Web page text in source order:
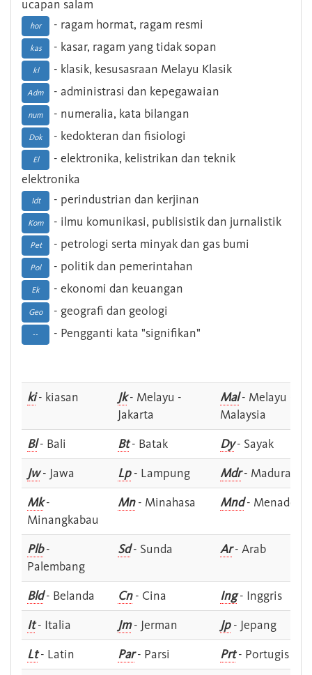
ucapan salam
hor - ragam hormat, ragam resmi
kas - kasar, ragam yang tidak sopan
kl - klasik, kesusasraan Melayu Klasik
Adm - administrasi dan kepegawaian
num - numeralia, kata bilangan
Dok - kedokteran dan fisiologi
El
- elektronika, kelistrikan dan teknik
elektronika
Idt - perindustrian dan kerjinan
Kom - ilmu komunikasi, publisistik dan jurnalistik
Pet - petrologi serta minyak dan gas bumi
Pol - politik dan pemerintahan
Ek - ekonomi dan keuangan
Geo - geografi dan geologi
-- - Pengganti kata "signifikan"
ki- kiasan Jk- Melayu -
Jakarta
Mal- Melayu -
Malaysia
Bl- Bali Bt- Batak Dy- Sayak
Jw- Jawa Lp- Lampung Mdr- Madura
Mk-
Minangkabau
Mn- Minahasa Mnd- Menado
Plb-
Palembang
Sd- Sunda Ar- Arab
Bld- Belanda Cn- Cina Ing- Inggris
It- Italia Jm- Jerman Jp- Jepang
Lt- Latin Par- Parsi Prt- Portugis